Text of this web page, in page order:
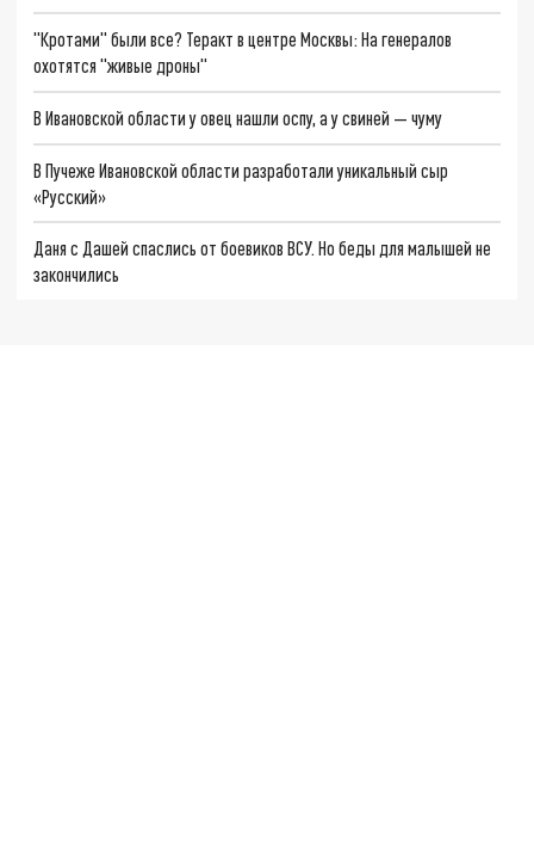
"Кротами" были все? Теракт в центре Москвы: На генералов
охотятся "живые дроны"
В Ивановской области у овец нашли оспу, а у свиней — чуму
В Пучеже Ивановской области разработали уникальный сыр
«Русский»
Даня с Дашей спаслись от боевиков ВСУ. Но беды для малышей не
закончились